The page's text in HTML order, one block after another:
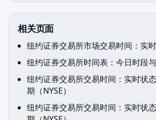
相关页面
纽约证券交易所市场交易时间：实
纽约证券交易所时间表：今日时段
纽约证券交易所交易时间：实时状
期（NYSE）
纽约证券交易所交易时间：实时状